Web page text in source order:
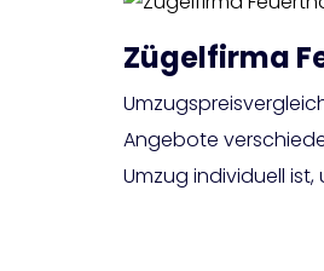
Zügelfirma
Angebote
Umzug individuell